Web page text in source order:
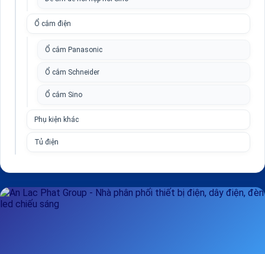
Ổ cắm điện
Ổ cắm Panasonic
Ổ cắm Schneider
Ổ cắm Sino
Phụ kiện khác
Tủ điện